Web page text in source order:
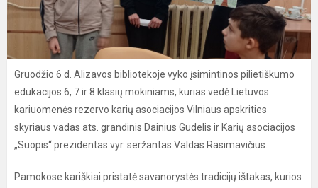
Gruodžio 6 d. Alizavos bibliotekoje vyko įsimintinos pilietiškumo
edukacijos 6, 7 ir 8 klasių mokiniams, kurias vedė Lietuvos
kariuomenės rezervo karių asociacijos Vilniaus apskrities
skyriaus vadas ats. grandinis Dainius Gudelis ir Karių asociacijos
„Suopis“ prezidentas vyr. seržantas Valdas Rasimavičius.
Pamokose kariškiai pristatė savanorystės tradicijų ištakas, kurios